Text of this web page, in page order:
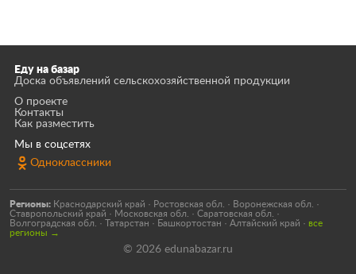
Еду на базар
Доска объявлений сельскохозяйственной продукции
О проекте
Контакты
Как разместить
Мы в соцсетях
Одноклассники
Регионы: Краснодарский край · Ростовская обл. · Воронежская обл.
·
Ставропольский край · Московская обл. · Саратовская обл.
·
Волгоградская обл.
· Татарстан · Башкортостан · Алтайский край · все
регионы →
© 2026 edunabazar.ru